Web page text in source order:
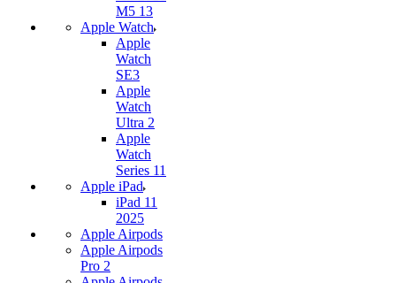
M5 13
Apple Watch
Apple
Watch
SE3
Apple
Watch
Ultra 2
Apple
Watch
Series 11
Apple iPad
iPad 11
2025
Apple Airpods
Apple Airpods
Pro 2